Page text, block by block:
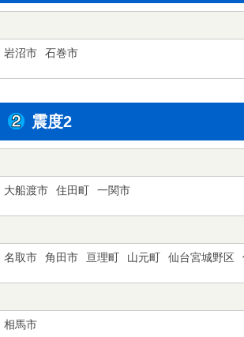
岩沼市 石巻市
震度2
大船渡市 住田町 一関市
名取市 角田市 亘理町 山元町 仙台宮城野区
相馬市